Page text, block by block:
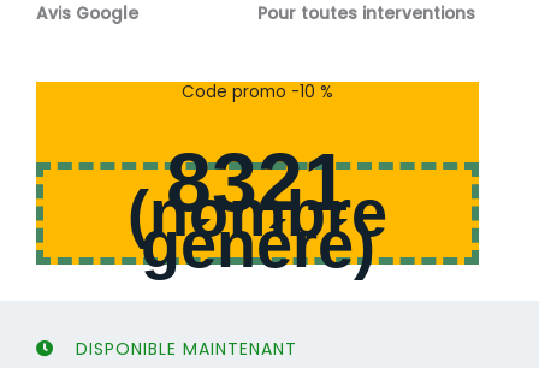
s
Avis Google
s
Pour toutes interventions
Code promo -10 %
8321
(nombre
généré)
DISPONIBLE MAINTENANT